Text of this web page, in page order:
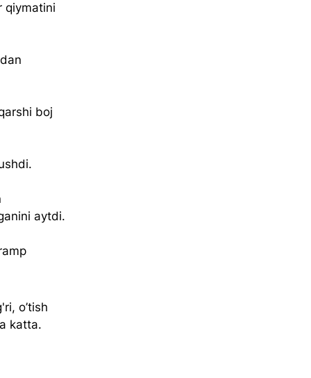
qiymatini
boj
aytdi.
o’tish
katta.